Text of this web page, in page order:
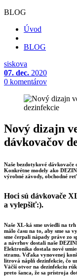
BLOG
Úvod
BLOG
siskova
07. dec. 2020
0 komentárov
Nový dizajn
dávkovačov
Naše bezdotykové
Konkrétne modely ako
výrobné závody, obchodné
Hoci sú dávkovače
a vylepšiť:).
Naše XL-ká sme uviedli na
málo času na to, aby sme sa
sme čerpali nápady práve zo
a návrhov dostali naše
Elektronika dostala nové
stranu. Vďaka vynovenej
litrová náplň dezinfekcie, čo
Väčší otvor na dezinfekciu
preto šanca, že sa prístroja